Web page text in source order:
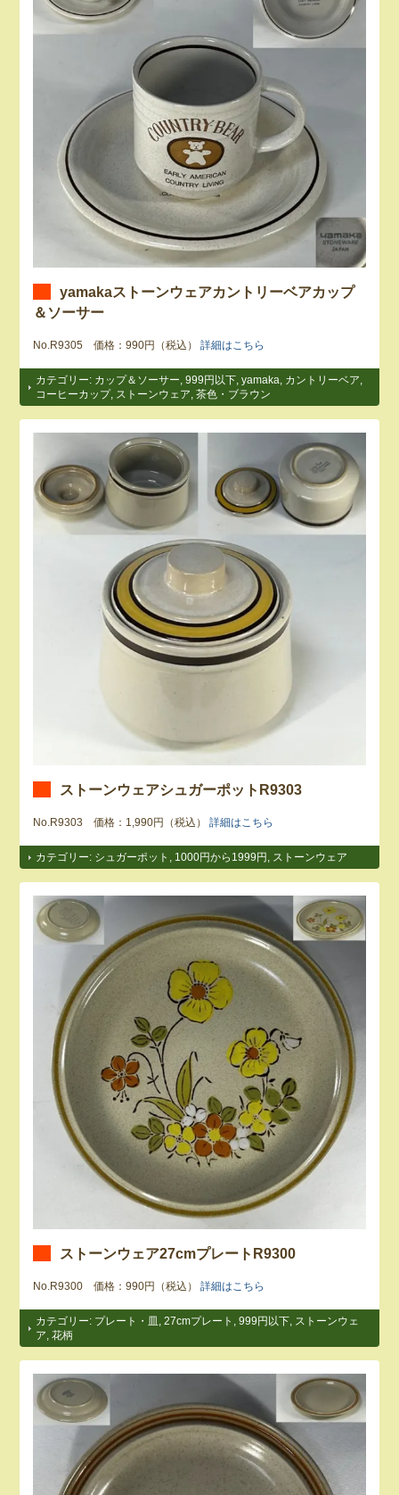
yamakaストーンウェアカントリーベアカップ
＆ソーサー
No.R9305 価格：990円（税込）詳細はこちら
カテゴリー: カップ＆ソーサー ,999円以下 ,yamaka カントリーベア
コーヒーカップ, ストーンウェア ,茶色・ブラウン
ストーンウェアシュガーポットR9303
No.R9303 価格：1,990円（税込）詳細はこちら
カテゴリー: シュガーポット , 1000円から1999円 , ストーンウェア
ストーンウェア27cmプレートR9300
No.R9300 価格：990円（税込）詳細はこちら
カテゴリー: プレート・皿 ,27cmプレート ,999円以下
ストーンウェ
ア ,花柄